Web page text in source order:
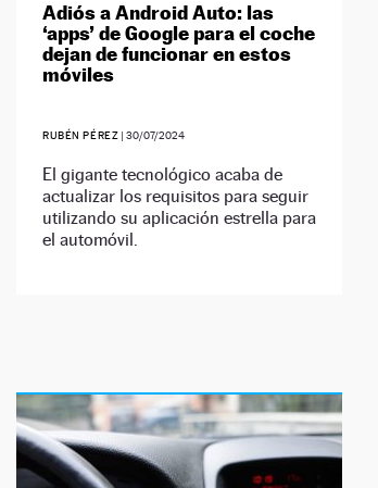
Adiós a Android Auto: las
‘apps’ de Google para el coche
dejan de funcionar en estos
móviles
RUBÉN PÉREZ |30/07/2024
El gigante tecnológico acaba de
actualizar los requisitos para seguir
utilizando su aplicación estrella para
el automóvil.